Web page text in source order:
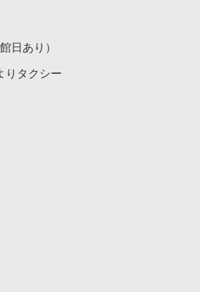
日あり）
りタクシー